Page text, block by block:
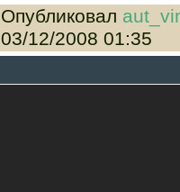
Опубликовал
03/12/2008 01:35